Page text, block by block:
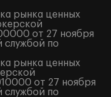
рынка ценных
от 27 ноября
службой по
рынка ценных
от 27 ноября
службой по